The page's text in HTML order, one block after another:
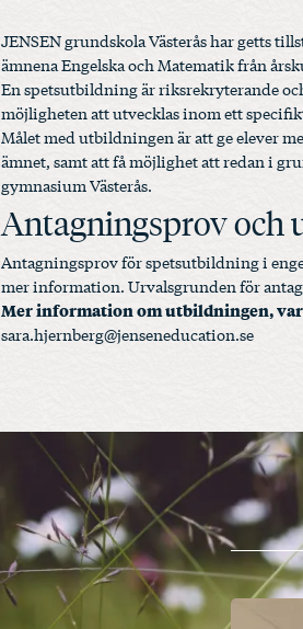
JENSEN grundskola Västerås har getts
ämnena Engelska och Matematik från
En spetsutbildning är riksrekryterande
möjligheten att utvecklas inom ett
Målet med utbildningen är att ge elever
ämnet, samt att få möjlighet att redan i
gymnasium Västerås.
Antagningsprov och
Antagningsprov för spetsutbildning i
mer information. Urvalsgrunden för
Mer information om utbildningen,
sara.hjernberg@jenseneducation.se